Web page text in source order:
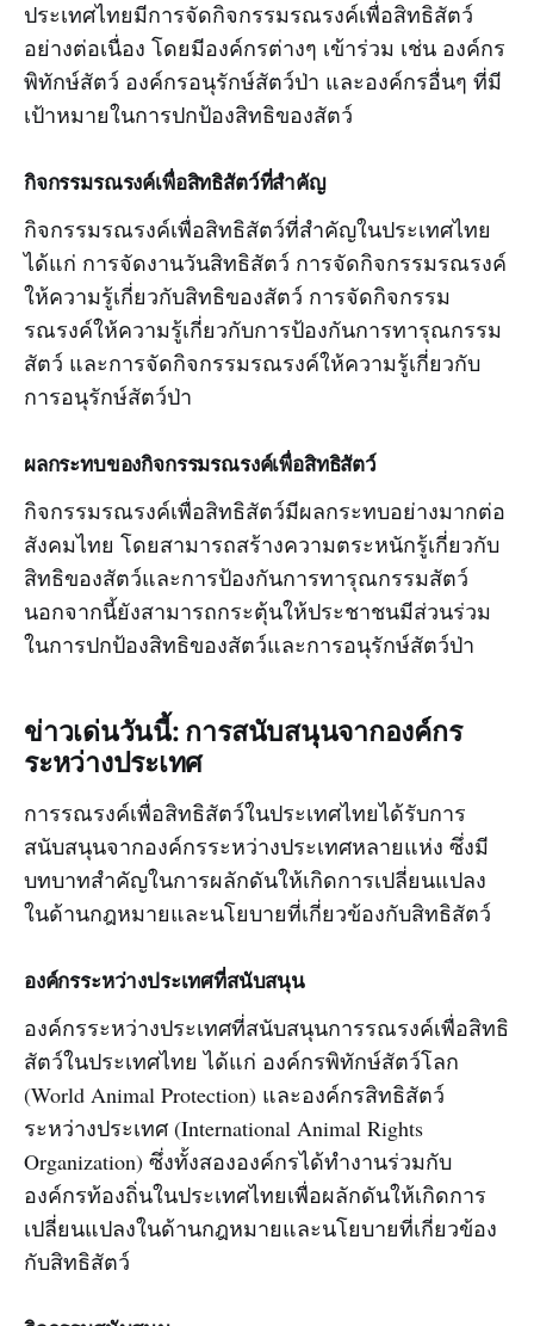
ประเทศไทยมีการจัดกิจกรรมรณรงค์เพื่อสิทธิสัตว์
อย่างต่อเนื่อง โดยมีองค์กรต่างๆ เข้าร่วม เช่น องค์กร
พิทักษ์สัตว์ องค์กรอนุรักษ์สัตว์ป่า และองค์กรอื่นๆ ที่มี
เป้าหมายในการปกป้องสิทธิของสัตว์
กิจกรรมรณรงค์เพื่อสิทธิสัตว์ที่สำคัญ
กิจกรรมรณรงค์เพื่อสิทธิสัตว์ที่สำคัญในประเทศไทย
ได้แก่ การจัดงานวันสิทธิสัตว์ การจัดกิจกรรมรณรงค์
ให้ความรู้เกี่ยวกับสิทธิของสัตว์ การจัดกิจกรรม
รณรงค์ให้ความรู้เกี่ยวกับการป้องกันการทารุณกรรม
สัตว์ และการจัดกิจกรรมรณรงค์ให้ความรู้เกี่ยวกับ
การอนุรักษ์สัตว์ป่า
ผลกระทบของกิจกรรมรณรงค์เพื่อสิทธิสัตว์
กิจกรรมรณรงค์เพื่อสิทธิสัตว์มีผลกระทบอย่างมากต่อ
สังคมไทย โดยสามารถสร้างความตระหนักรู้เกี่ยวกับ
สิทธิของสัตว์และการป้องกันการทารุณกรรมสัตว์
นอกจากนี้ยังสามารถกระตุ้นให้ประชาชนมีส่วนร่วม
ในการปกป้องสิทธิของสัตว์และการอนุรักษ์สัตว์ป่า
ข่าวเด่นวันนี้: การสนับสนุนจากองค์กร
ระหว่างประเทศ
การรณรงค์เพื่อสิทธิสัตว์ในประเทศไทยได้รับการ
สนับสนุนจากองค์กรระหว่างประเทศหลายแห่ง ซึ่งมี
บทบาทสำคัญในการผลักดันให้เกิดการเปลี่ยนแปลง
ในด้านกฎหมายและนโยบายที่เกี่ยวข้องกับสิทธิสัตว์
องค์กรระหว่างประเทศที่สนับสนุน
องค์กรระหว่างประเทศที่สนับสนุนการรณรงค์เพื่อสิทธิ
สัตว์ในประเทศไทย ได้แก่ องค์กรพิทักษ์สัตว์โลก
(World Animal Protection) และองค์กรสิทธิสัตว์
ระหว่างประเทศ (International Animal Rights
Organization) ซึ่งทั้งสององค์กรได้ทำงานร่วมกับ
องค์กรท้องถิ่นในประเทศไทยเพื่อผลักดันให้เกิดการ
เปลี่ยนแปลงในด้านกฎหมายและนโยบายที่เกี่ยวข้อง
กับสิทธิสัตว์